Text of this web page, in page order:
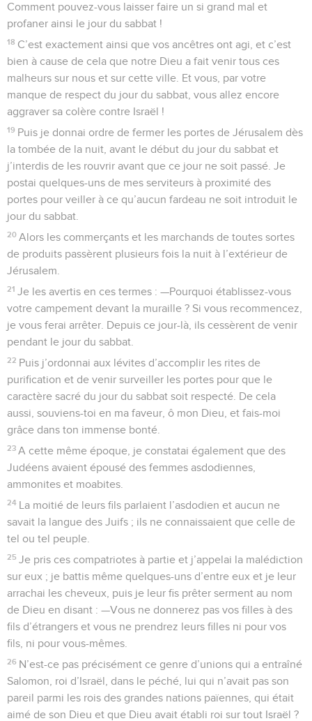
Comment pouvez-vous laisser faire un si grand mal et
profaner ainsi le jour du sabbat !
18 C’est exactement ainsi que vos ancêtres ont agi, et c’est
bien à cause de cela que notre Dieu a fait venir tous ces
malheurs sur nous et sur cette ville. Et vous, par votre
manque de respect du jour du sabbat, vous allez encore
aggraver sa colère contre Israël !
19 Puis je donnai ordre de fermer les portes de Jérusalem dès
la tombée de la nuit, avant le début du jour du sabbat et
j’interdis de les rouvrir avant que ce jour ne soit passé. Je
postai quelques-uns de mes serviteurs à proximité des
portes pour veiller à ce qu’aucun fardeau ne soit introduit le
jour du sabbat.
20 Alors les commerçants et les marchands de toutes sortes
de produits passèrent plusieurs fois la nuit à l’extérieur de
Jérusalem.
21 Je les avertis en ces termes : —Pourquoi établissez-vous
votre campement devant la muraille ? Si vous recommencez,
je vous ferai arrêter. Depuis ce jour-là, ils cessèrent de venir
pendant le jour du sabbat.
22 Puis j’ordonnai aux lévites d’accomplir les rites de
purification et de venir surveiller les portes pour que le
caractère sacré du jour du sabbat soit respecté. De cela
aussi, souviens-toi en ma faveur, ô mon Dieu, et fais-moi
grâce dans ton immense bonté.
23 A cette même époque, je constatai également que des
Judéens avaient épousé des femmes asdodiennes,
ammonites et moabites.
24 La moitié de leurs fils parlaient l’asdodien et aucun ne
savait la langue des Juifs ; ils ne connaissaient que celle de
tel ou tel peuple.
25 Je pris ces compatriotes à partie et j’appelai la malédiction
sur eux ; je battis même quelques-uns d’entre eux et je leur
arrachai les cheveux, puis je leur fis prêter serment au nom
de Dieu en disant : —Vous ne donnerez pas vos filles à des
fils d’étrangers et vous ne prendrez leurs filles ni pour vos
fils, ni pour vous-mêmes.
26 N’est-ce pas précisément ce genre d’unions qui a entraîné
Salomon, roi d’Israël, dans le péché, lui qui n’avait pas son
pareil parmi les rois des grandes nations païennes, qui était
aimé de son Dieu et que Dieu avait établi roi sur tout Israël ?